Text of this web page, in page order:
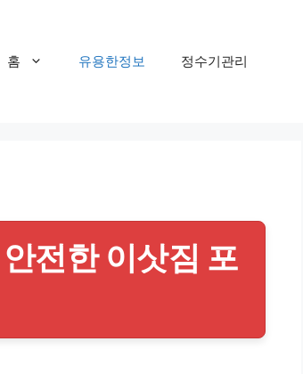
홈 유용한정보 정수기관리
전한 이삿짐 포